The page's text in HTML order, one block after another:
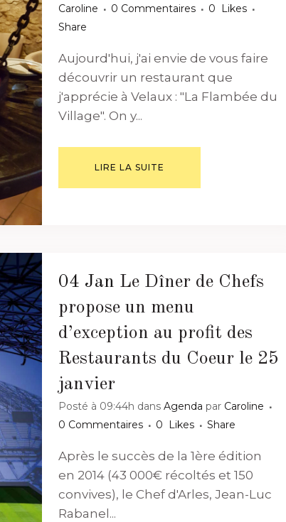
Caroline
0 Commentaires 0
Likes
Share
Aujourd'hui, j'ai envie de vous faire
découvrir un restaurant que
j'apprécie à Velaux : "La Flambée du
Village". On y...
LIRE LA SUITE
04 Jan Le Dîner de Chefs
propose un menu
d’exception au profit des
Restaurants du Coeur le 25
janvier
Posté à 09:44h dans Agenda par Caroline
0 Commentaires
0 Likes Share
Après le succès de la 1ère édition
en 2014 (43 000€ récoltés et 150
convives), le Chef d'Arles, Jean-Luc
Rabanel...